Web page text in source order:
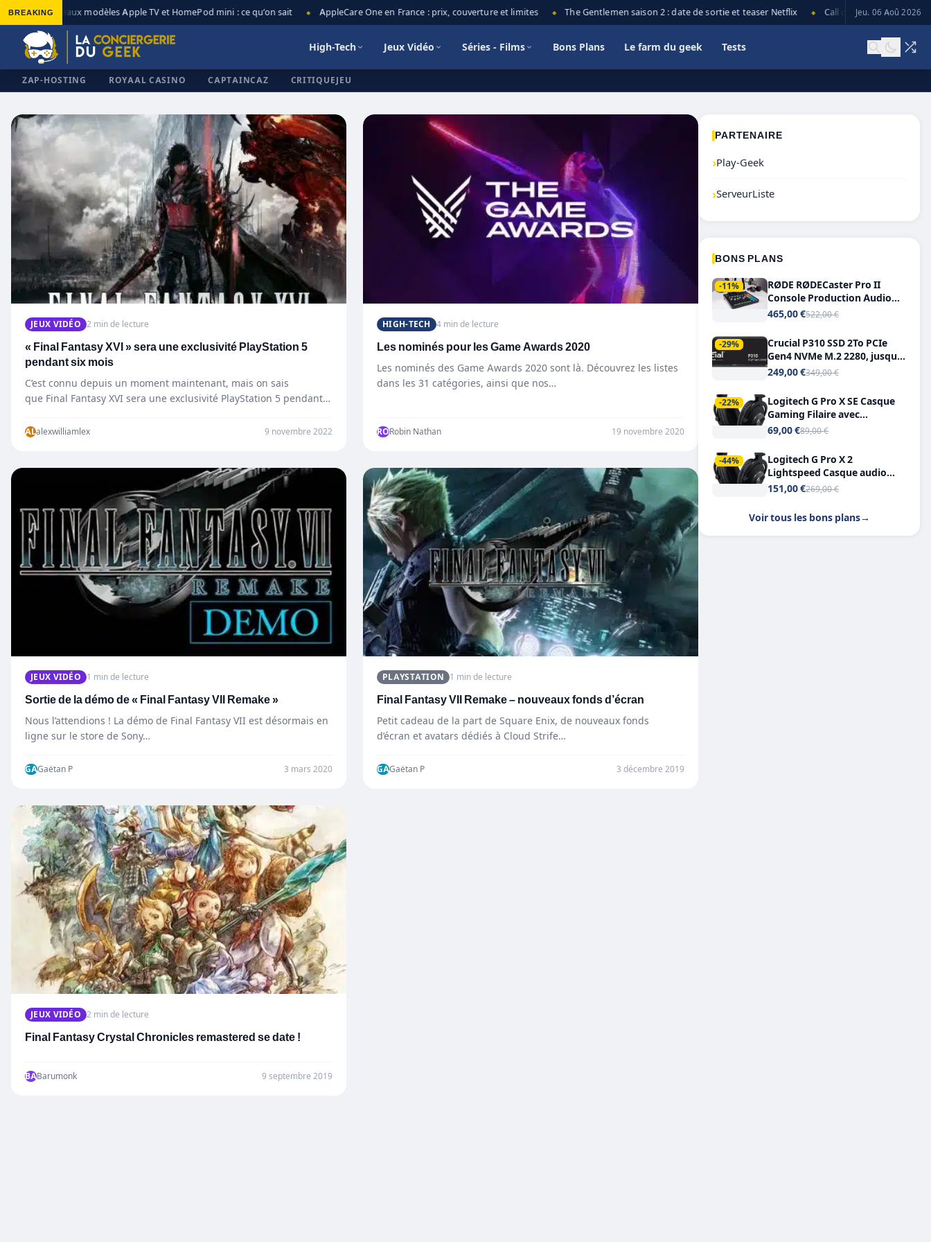
BREAKING
◆ Nouveaux modèles Apple TV et HomePod mini : ce qu’on sait AppleCare One en France : prix, couverture et limites The Gentlemen saison 2 : date de sortie et teaser Netflix Call of Duty: Black Ops 7
Jeu. 06 Aoû 2026
High-Tech Jeux Vidéo Séries - Films Bons Plans Le farm du geek Tests
ZAP-HOSTING ROYAAL CASINO CAPTAINCAZ CRITIQUEJEU
✕
JEUX VIDÉO 2 min de lecture
« Final Fantasy XVI » sera une exclusivité PlayStation 5
pendant six mois
C’est connu depuis un moment maintenant, mais on sais
que Final Fantasy XVI sera une exclusivité PlayStation 5 pendant
ALalexwilliamlex 9 novembre 2022
HIGH-TECH 4 min de lecture
Les nominés pour les Game Awards 2020
Les nominés des Game Awards 2020 sont là. Découvrez les listes
dans les 31 catégories, ainsi que nos…
RORobin Nathan 19 novembre 2020
JEUX VIDÉO 1 min de lecture
Sortie de la démo de « Final Fantasy VII Remake »
Nous l’attendions ! La démo de Final Fantasy VII est désormais en
ligne sur le store de Sony…
GAGaëtan P 3 mars 2020
PLAYSTATION 1 min de lecture
Final Fantasy VII Remake – nouveaux fonds d’écran
Petit cadeau de la part de Square Enix, de nouveaux fonds
d’écran et avatars dédiés à Cloud Strife…
GAGaëtan P 3 décembre 2019
JEUX VIDÉO 2 min de lecture
Final Fantasy Crystal Chronicles remastered se date !
BABarumonk 9 septembre 2019
PARTENAIRE
›Play-Geek
›ServeurListe
BONS PLANS
-11%
RØDE RØDECaster Pro II
Console Production Audio
Tout-en-Un, Bluetooth et
465,00 €522,00 €
-29%
Crucial P310 SSD 2To PCIe
Gen4 NVMe M.2 2280, jusqu’à
7.100 Mo/s
249,00 €349,00 €
-22%
Logitech G Pro X SE Casque
Gaming Filaire avec
Microphone Micro
7.1
69,00 €89,00 €
-44%
Logitech G Pro X 2
Lightspeed Casque audio
bluetooth
151,00 €269,00 €
Voir tous les bons plans→